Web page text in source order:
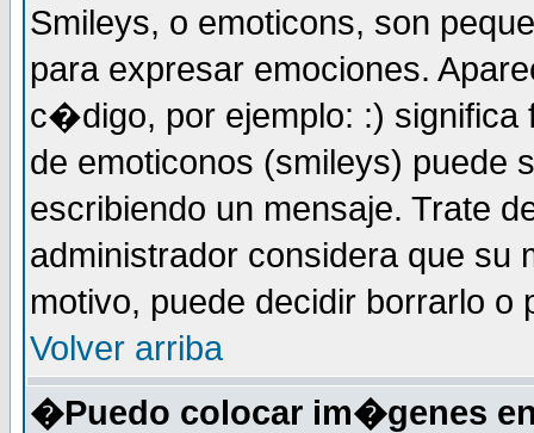
Smileys, o emoticons, son
para expresar emociones.
c�digo, por ejemplo: :) significa
de emoticonos (smileys)
escribiendo un mensaje. Trate
administrador considera que su
motivo, puede decidir borrarlo o
Volver arriba
�Puedo colocar im�genes